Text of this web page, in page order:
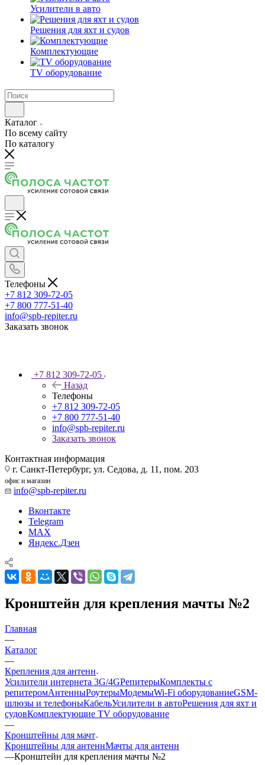
Усилители в авто
Решения для яхт и судов
Комплектующие
TV оборудование
Каталог
По всему сайту
По каталогу
Телефоны
+7 812 309-72-05
+7 800 777-51-40
info@spb-repiter.ru
Заказать звонок
+7 812 309-72-05
Назад
Телефоны
+7 812 309-72-05
+7 800 777-51-40
info@spb-repiter.ru
Заказать звонок
Контактная информация
г. Санкт-Петербург, ул. Седова, д. 11, пом. 203
офис и магазин
info@spb-repiter.ru
Вконтакте
Telegram
MAX
Яндекс.Дзен
Кронштейн для крепления мачты №2
Главная
—
Каталог
—
Крепления для антенн
Усилители интернета 3G/4GРепитерыКомплекты с
репитеромАнтенныРоутерыМодемыWi-Fi оборудованиеGSM-
шлюзы и телефоныКабельУсилители в автоРешения для яхт и
судовКомплектующие TV оборудование
—
Кронштейны для мачт
Кронштейны для антеннМачты для антенн
—Кронштейн для крепления мачты №2